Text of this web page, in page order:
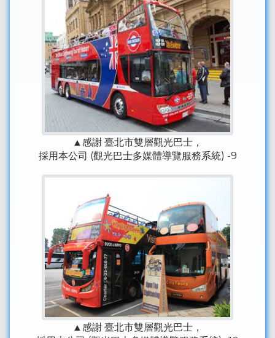
▲感謝 臺北市雙層觀光巴士，
採用本公司 (觀光巴士多媒體導覽服務系統) -9
▲感謝 臺北市雙層觀光巴士，